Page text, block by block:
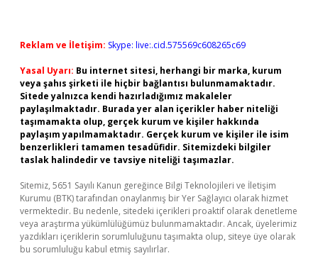
Reklam ve İletişim: Skype: live:.cid.575569c608265c69
Yasal Uyarı: Bu internet sitesi, herhangi bir marka, kurum
veya şahıs şirketi ile hiçbir bağlantısı bulunmamaktadır.
Sitede yalnızca kendi hazırladığımız makaleler
paylaşılmaktadır. Burada yer alan içerikler haber niteliği
taşımamakta olup, gerçek kurum ve kişiler hakkında
paylaşım yapılmamaktadır. Gerçek kurum ve kişiler ile isim
benzerlikleri tamamen tesadüfidir. Sitemizdeki bilgiler
taslak halindedir ve tavsiye niteliği taşımazlar.
Sitemiz, 5651 Sayılı Kanun gereğince Bilgi Teknolojileri ve İletişim
Kurumu (BTK) tarafından onaylanmış bir Yer Sağlayıcı olarak hizmet
vermektedir. Bu nedenle, sitedeki içerikleri proaktif olarak denetleme
veya araştırma yükümlülüğümüz bulunmamaktadır. Ancak, üyelerimiz
yazdıkları içeriklerin sorumluluğunu taşımakta olup, siteye üye olarak
bu sorumluluğu kabul etmiş sayılırlar.